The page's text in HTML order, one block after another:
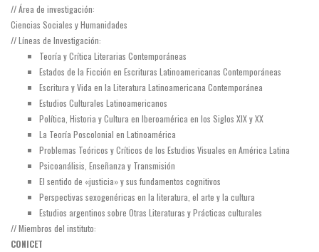
// Área de investigación:
Ciencias Sociales y Humanidades
// Líneas de Investigación:
Teoría y Crítica Literarias Contemporáneas
Estados de la Ficción en Escrituras Latinoamericanas Contemporáneas
Escritura y Vida en la Literatura Latinoamericana Contemporánea
Estudios Culturales Latinoamericanos
Política, Historia y Cultura en Iberoamérica en los Siglos XIX y XX
La Teoría Poscolonial en Latinoamérica
Problemas Teóricos y Críticos de los Estudios Visuales en América Latina
Psicoanálisis, Enseñanza y Transmisión
El sentido de «justicia» y sus fundamentos cognitivos
Perspectivas sexogenéricas en la literatura, el arte y la cultura
Estudios argentinos sobre Otras Literaturas y Prácticas culturales
// Miembros del instituto:
CONICET